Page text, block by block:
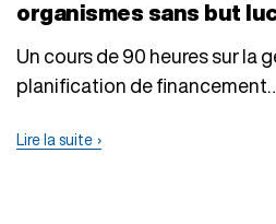
organismes sans but
Un cours de 90 heures sur la
planification de financement…
Lire la suite